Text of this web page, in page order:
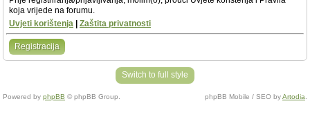
koja vrijede na forumu.
Uvjeti korištenja
Zaštita privatnosti
Registracija
Switch to full style
Powered by phpBB © phpBB Group. phpBB Mobile / SEO byArtodia